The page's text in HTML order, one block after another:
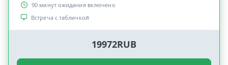
90 минут ожидания включено
Встреча с табличкой
19972RUB